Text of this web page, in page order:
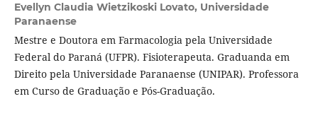
Evellyn Claudia Wietzikoski Lovato, Universidade
Paranaense
Mestre e Doutora em Farmacologia pela Universidade
Federal do Paraná (UFPR). Fisioterapeuta. Graduanda em
Direito pela Universidade Paranaense (UNIPAR). Professora
em Curso de Graduação e Pós-Graduação.